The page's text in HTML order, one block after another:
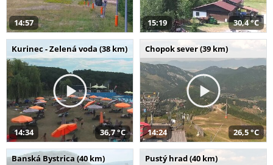
14:57 15:19 30,4 °C
Kurinec - Zelená voda (38 km)
14:34 36,7 °C
Chopok sever (39 km)
14:24 26,5 °C
Banská Bystrica (40 km) Pustý hrad (40 km)